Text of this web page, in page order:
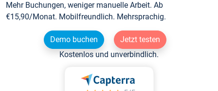
Mehr Buchungen, weniger manuelle Arbeit. Ab
€15,90/Monat. Mobilfreundlich. Mehrsprachig.
Demo buchen
Jetzt testen
Kostenlos und unverbindlich.